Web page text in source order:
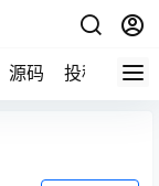
源码 投稿 关于